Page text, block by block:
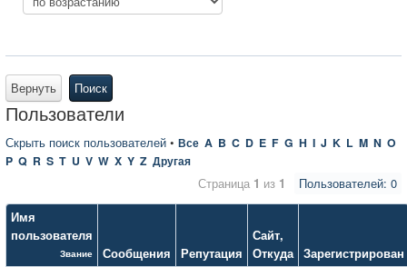
Вернуть Поиск
Пользователи
Скрыть поиск пользователей • Все A B C D E F G H I J K L M N O
P Q R S T U V W X Y Z Другая
Пользователей: 0
Страница 1 из 1
Имя
пользователя
Звание Сообщения Репутация
Сайт,
Откуда Зарегистрирован